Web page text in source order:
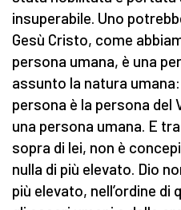
insuperabile. Uno
Gesù Cristo, come
persona umana, è una
assunto la natura
persona è la persona del
una persona umana. E
sopra di lei, non è
nulla di più elevato. Dio
più elevato, nell’ordine